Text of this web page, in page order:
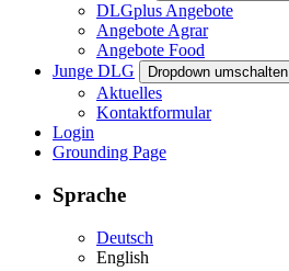
DLGplus Angebote
Angebote Agrar
Angebote Food
Junge DLG
Dropdown umschalten
Aktuelles
Kontaktformular
Login
Grounding Page
Sprache
Deutsch
English